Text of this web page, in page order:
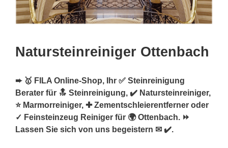
Natursteinreiniger Ottenbach
➨ 🥇 FILA Online-Shop, Ihr ✅ Steinreinigung
Berater für 🔝 Steinreinigung, ✔️ Natursteinreiniger,
⭐ Marmorreiniger, ✚ Zementschleierentferner oder
✓ Feinsteinzeug Reiniger für 🌍 Ottenbach. ⏩
Lassen Sie sich von uns begeistern ✉ ✔️.